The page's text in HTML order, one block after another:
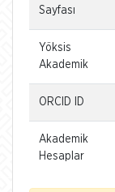
Sayfası
Yöksis
Akademik
ORCID ID
Akademik
Hesaplar